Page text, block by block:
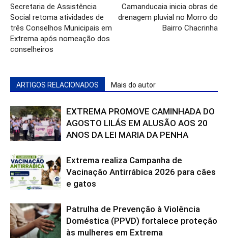
Secretaria de Assistência
Social retoma atividades de
três Conselhos Municipais em
Extrema após nomeação dos
conselheiros
Camanducaia inicia obras de
drenagem pluvial no Morro do
Bairro Chacrinha
ARTIGOS RELACIONADOS Mais do autor
EXTREMA PROMOVE CAMINHADA DO
AGOSTO LILÁS EM ALUSÃO AOS 20
ANOS DA LEI MARIA DA PENHA
Extrema realiza Campanha de
Vacinação Antirrábica 2026 para cães
e gatos
Patrulha de Prevenção à Violência
Doméstica (PPVD) fortalece proteção
às mulheres em Extrema